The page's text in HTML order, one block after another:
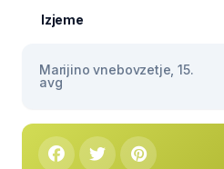
Izjeme
Marijino vnebovzetje, 15.
avg